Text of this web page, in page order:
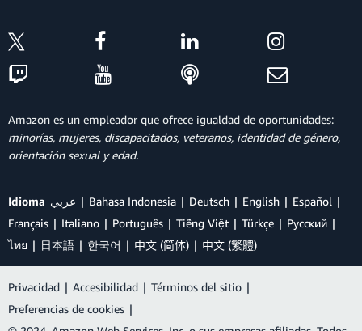
Amazon es un empleador que ofrece igualdad de oportunidades:
minorías, mujeres, discapacitados, veteranos, identidad de género,
orientación sexual y edad.
Idioma عربي Bahasa Indonesia Deutsch English
Español
Français
Italiano Português Tiếng Việt Türkçe
Ρусский
ไทย
日本語 한국어 中文 (简体) 中文 (繁體)
Privacidad | Accesibilidad | Términos del sitio |
Preferencias de cookies |